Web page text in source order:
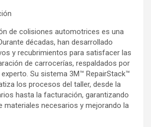
de colisiones automotrices es una
décadas, han desarrollado
y recubrimientos para satisfacer las
de carrocerías, respaldados por
Su sistema 3M™ RepairStack™
los procesos del taller, desde la
hasta la facturación, garantizando
materiales necesarios y mejorando la